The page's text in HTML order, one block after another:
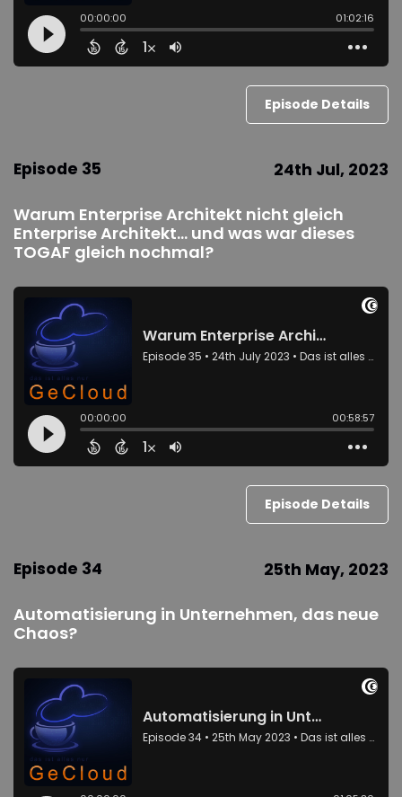
Episode Details
Episode 35 24th Jul, 2023
Warum Enterprise Architekt nicht gleich
Enterprise Architekt... und was war dieses
TOGAF gleich nochmal?
Episode Details
Episode 34 25th May, 2023
Automatisierung in Unternehmen, das neue
Chaos?